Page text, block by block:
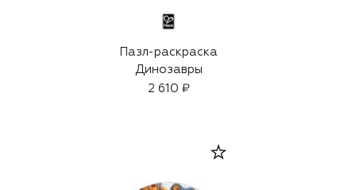
Пазл-раскраска
Динозавры
2 610 ₽